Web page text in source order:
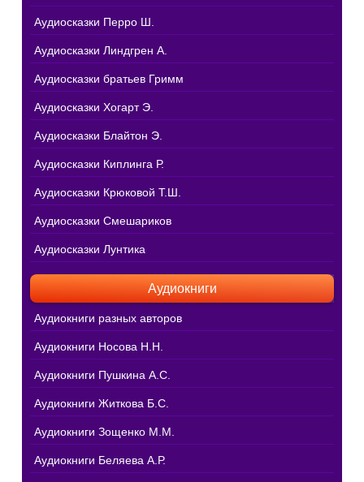
Аудиосказки Перро Ш.
Аудиосказки Линдгрен А.
Аудиосказки братьев Гримм
Аудиосказки Хогарт Э.
Аудиосказки Блайтон Э.
Аудиосказки Киплинга Р.
Аудиосказки Крюковой Т.Ш.
Аудиосказки Смешариков
Аудиосказки Лунтика
Аудиокниги
Аудиокниги разных авторов
Аудиокниги Носова Н.Н.
Аудиокниги Пушкина А.С.
Аудиокниги Житкова Б.С.
Аудиокниги Зощенко М.М.
Аудиокниги Беляева А.Р.